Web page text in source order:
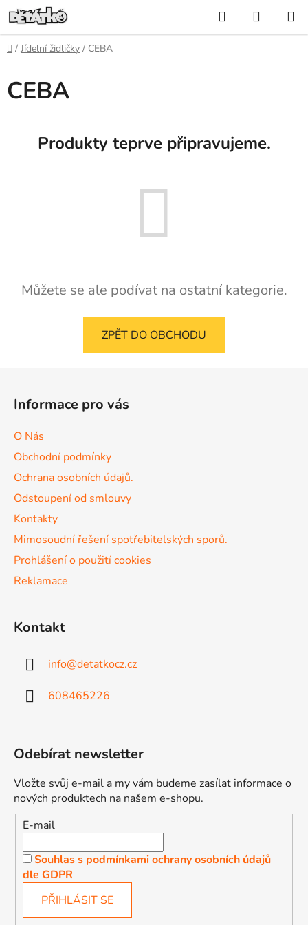
Přejít
na
obsah
Hledat
KOŠÍK
Domů
/ Jídelní židličky / CEBA
CEBA
Produkty teprve připravujeme.
Můžete se ale podívat na ostatní kategorie.
ZPĚT DO OBCHODU
Informace pro vás
O Nás
Obchodní podmínky
Ochrana osobních údajů.
Odstoupení od smlouvy
Kontakty
Mimosoudní řešení spotřebitelských sporů.
Prohlášení o použití cookies
Reklamace
Kontakt
info@detatkocz.cz
608465226
Odebírat newsletter
Vložte svůj e-mail a my vám budeme zasílat informace o
nových produktech na našem e-shopu.
E-mail
Souhlas s podmínkami ochrany osobních údajů
dle GDPR
PŘIHLÁSIT SE